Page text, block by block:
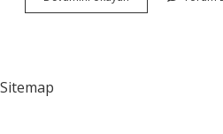
Neyi
Sitemap